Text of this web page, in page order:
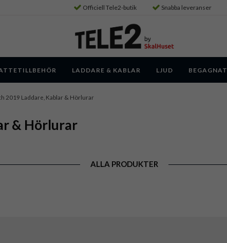
Officiell Tele2-butik Snabba leveranser
LADDARE & KABLAR LJUD BEGAGNAT
2019 Laddare, Kablar & Hörlurar
& Hörlurar
ALLA PRODUKTER